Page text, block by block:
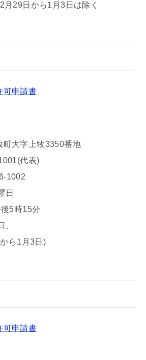
29日から1月3日は除く
可申請書
町大字上牧3350番地
代表)
1002
日
5時15分
、
ら1月3日)
申請書